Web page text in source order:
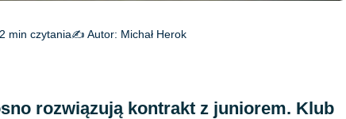
min czytania✍️ Autor: Michał Herok
rozwiązują kontrakt z juniorem. Klub